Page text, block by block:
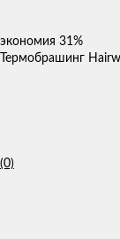
экономия 31%
Термобрашинг
(0)